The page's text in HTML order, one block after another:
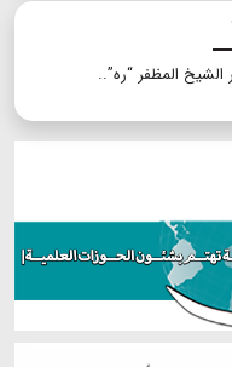
الشيخ المظفر “ره”..